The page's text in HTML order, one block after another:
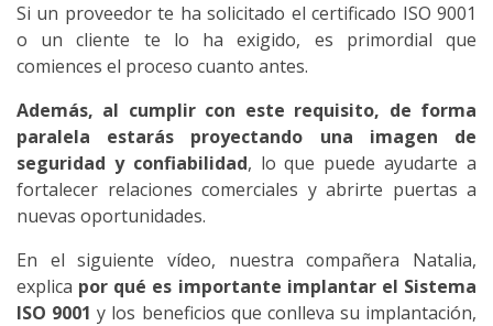
Si un proveedor te ha solicitado el certificado ISO 9001
o un cliente te lo ha exigido, es primordial que
comiences el proceso cuanto antes.
Además, al cumplir con este requisito, de forma
paralela estarás proyectando una imagen de
seguridad y confiabilidad, lo que puede ayudarte a
fortalecer relaciones comerciales y abrirte puertas a
nuevas oportunidades.
En el siguiente vídeo, nuestra compañera Natalia,
explica por qué es importante implantar el Sistema
ISO 9001 y los beneficios que conlleva su implantación,